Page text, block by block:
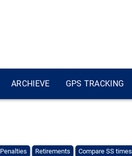
ARCHIEVE GPS TRACKING
Penalties Retirements Compare SS times